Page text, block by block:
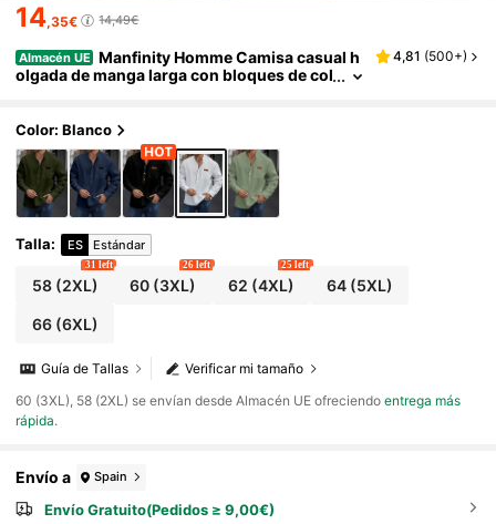
14,35€ 14,49€
Almacén UE Manfinity Homme Camisa casual h
olgada de manga larga con bloques de col
4,81 (500+)
Color: Blanco
Talla: ES Estándar
58(2XL)
31 left
60 (3XL)
26 left
62 (4XL)
25 left
64(5XL)
66(6XL)
Verificar mi tamaño
Guía de Tallas
​60 (3XL), 58 (2XL) se envían desde Almacén UE ofreciendoentrega más
rápida.
Envío a Spain
Envío Gratuito(Pedidos ≥ 9,00€)